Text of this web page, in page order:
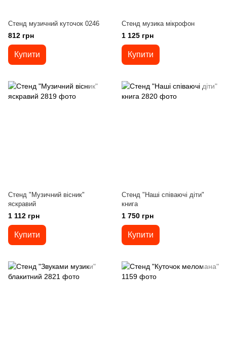
Стенд музичний куточок 0246
812 грн
Купити
Стенд музика мікрофон
1 125 грн
Купити
Стенд "Музичний вісник"
яскравий
1 112 грн
Купити
Стенд "Наші співаючі діти"
книга
1 750 грн
Купити